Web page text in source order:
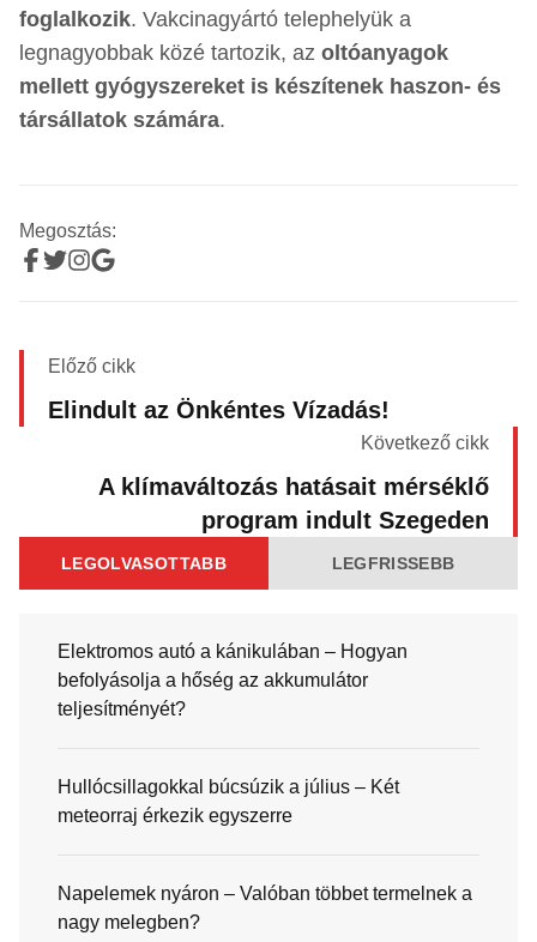
foglalkozik. Vakcinagyártó telephelyük a
legnagyobbak közé tartozik, az oltóanyagok
mellett gyógyszereket is készítenek haszon- és
társállatok számára.
Megosztás:
Előző cikk
Elindult az Önkéntes Vízadás!
Következő cikk
A klímaváltozás hatásait mérséklő
program indult Szegeden
LEGOLVASOTTABB LEGFRISSEBB
Elektromos autó a kánikulában – Hogyan
befolyásolja a hőség az akkumulátor
teljesítményét?
Hullócsillagokkal búcsúzik a július – Két
meteorraj érkezik egyszerre
Napelemek nyáron – Valóban többet termelnek a
nagy melegben?